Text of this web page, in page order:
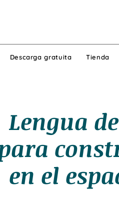
Descarga gratuita Tienda
Lengua
en el